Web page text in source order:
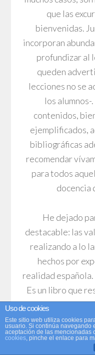
que las
bienvenidas.
incorporan
profundizar al
queden
lecciones no se
los
contenidos,
ejemplificados,
bibliográficas
recomendar
para todos
docencia
He dejado
destacable: las
realizando a lo
hechos por
realidad española.
Es un libro que
los
Uso de cookies
Este sitio web utiliza cookies
usuario. Si continúa navegando
aceptación de las mencionadas
cookies, pinche el enlace para